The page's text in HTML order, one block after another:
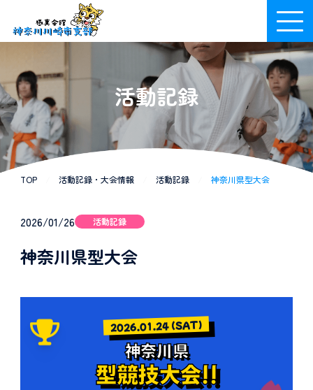
活動記録
TOP 活動記録・大会情報 活動記録 神奈川県型大会
2026/01/26 活動記録
神奈川県型大会
2026.01.24 (SAT)
神奈川県
型競技大会!!